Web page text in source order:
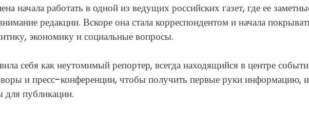
начала работать в одной из ведущих российских газет, где ее
редакции. Вскоре она стала корреспондентом и начала
экономику и социальные вопросы.
себя как неутомимый репортер, всегда находящийся в центре
и пресс-конференции, чтобы получить первые руки информацию, и
для публикации.